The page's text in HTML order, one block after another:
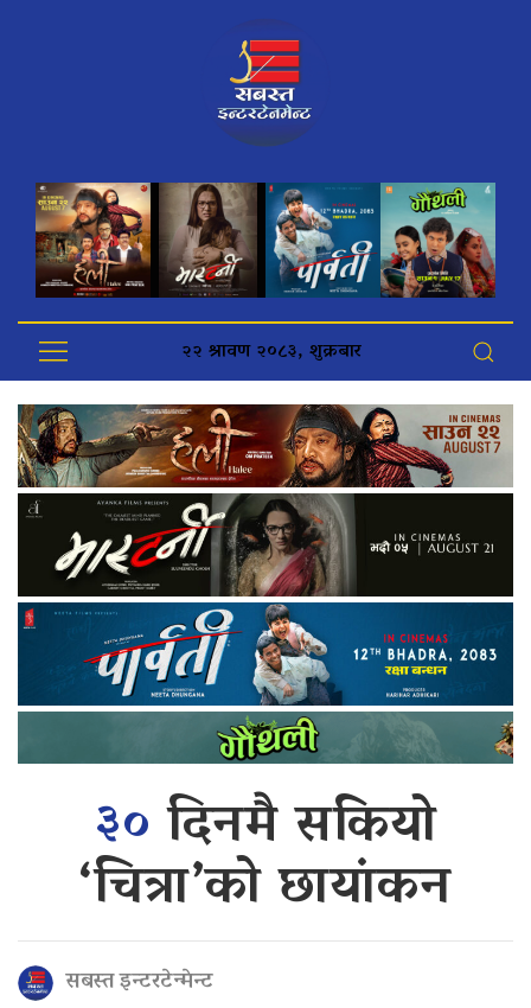
२२ श्रावण २०८३, शुक्रबार
३०दिनमै सकियो
‘चित्रा’को छायांकन
सबस्त इन्टरटेन्मेन्ट